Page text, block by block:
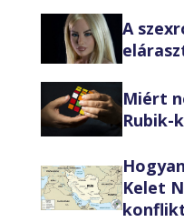
A
Miért
Rubik-
Kelet